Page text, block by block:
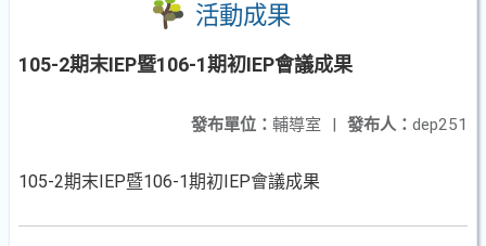
活動成果
105-2期末IEP暨106-1期初IEP會議成果
發布人： dep251
發布單位： 輔導室 |
105-2期末IEP暨106-1期初IEP會議成果